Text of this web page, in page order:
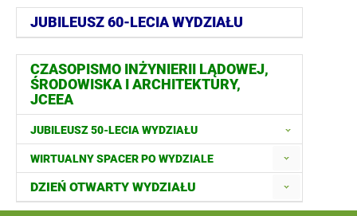
JUBILEUSZ 60-LECIA WYDZIAŁU
CZASOPISMO INŻYNIERII LĄDOWEJ,
ŚRODOWISKA I ARCHITEKTURY,
JCEEA
JUBILEUSZ 50-LECIA WYDZIAŁU
WIRTUALNY SPACER PO WYDZIALE
DZIEŃ OTWARTY WYDZIAŁU